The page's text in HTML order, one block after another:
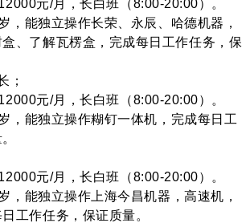
元/月，长白班（8:00-20:00）。
，能独立操作长荣、永辰、哈德机器，
、了解瓦楞盒，完成每日工作任务，保
；
元/月，长白班（8:00-20:00）。
，能独立操作糊钉一体机，完成每日工
元/月，长白班（8:00-20:00）。
，能独立操作上海今昌机器，高速机，
工作任务，保证质量。